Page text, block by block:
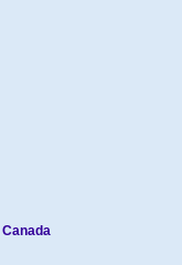
Canada